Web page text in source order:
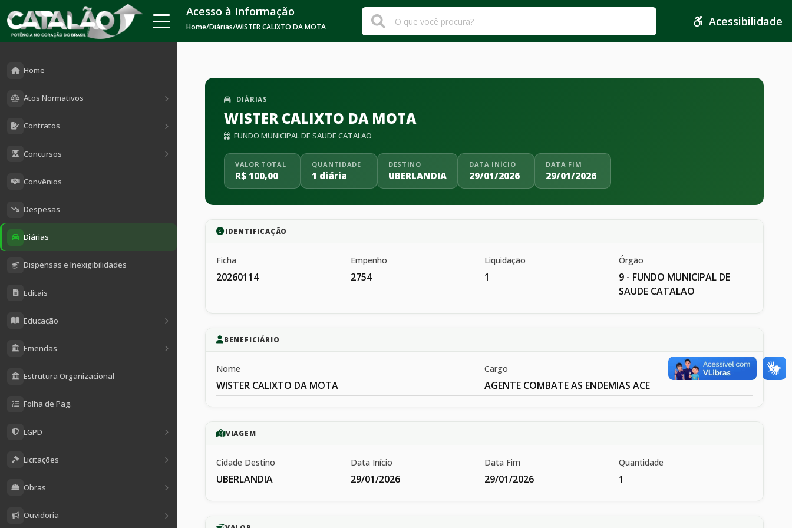
Home
Atos Normativos
Contratos
Concursos
Convênios
Despesas
Diárias
Dispensas e Inexigibilidades
Editais
Educação
Emendas
Estrutura Organizacional
Folha de Pag.
LGPD
Licitações
Obras
Ouvidoria
Acesso à Informação
Home/Diárias/WISTER CALIXTO DA MOTA Acessibilidade
DIÁRIAS
WISTER CALIXTO DA MOTA
FUNDO MUNICIPAL DE SAUDE CATALAO
VALOR TOTAL
R$ 100,00
QUANTIDADE
1 diária
DESTINO
UBERLANDIA
DATA INÍCIO
29/01/2026
DATA FIM
29/01/2026
IDENTIFICAÇÃO
Ficha
20260114
Empenho
2754
Liquidação
1
Órgão
9 - FUNDO MUNICIPAL DE
SAUDE CATALAO
BENEFICIÁRIO
Nome
WISTER CALIXTO DA MOTA
Cargo
AGENTE COMBATE AS ENDEMIAS ACE
VIAGEM
Cidade Destino
UBERLANDIA
Data Início
29/01/2026
Data Fim
29/01/2026
Quantidade
1